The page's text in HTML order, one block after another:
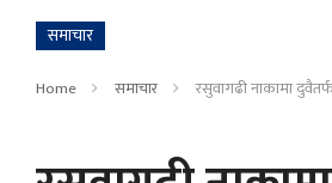
समाचार
Home समाचार रसुवागढी नाकामा